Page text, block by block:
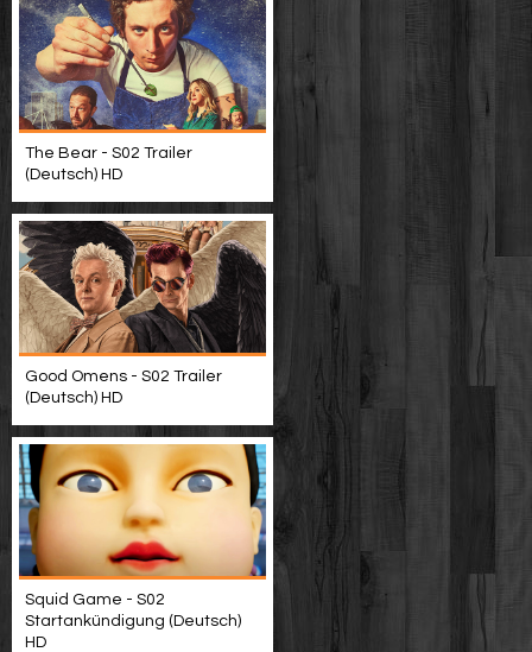
The Bear - S02 Trailer
(Deutsch) HD
Good Omens - S02 Trailer
(Deutsch) HD
Squid Game - S02
Startankündigung (Deutsch)
HD